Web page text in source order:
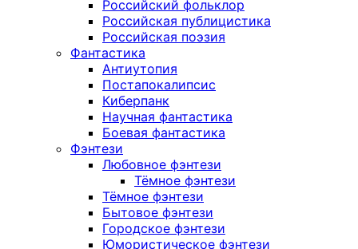
Российский фольклор
Российская публицистика
Российская поэзия
Фантастика
Антиутопия
Постапокалипсис
Киберпанк
Научная фантастика
Боевая фантастика
Фэнтези
Любовное фэнтези
Тёмное фэнтези
Тёмное фэнтези
Бытовое фэнтези
Городское фэнтези
Юмористическое фэнтези